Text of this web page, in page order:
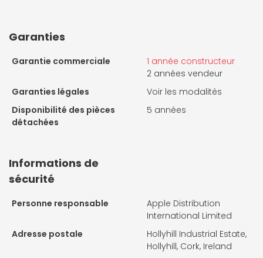
Garanties
Garantie commerciale
1 année constructeur
2 années vendeur
Garanties légales
Voir les modalités
Disponibilité des pièces
détachées
5 années
Informations de
sécurité
Personne responsable
Apple Distribution
International Limited
Adresse postale
Hollyhill Industrial Estate,
Hollyhill, Cork, Ireland